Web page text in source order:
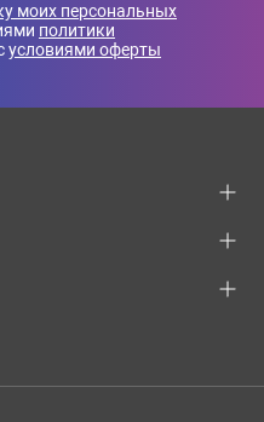
моих персональных
политики
условиями оферты